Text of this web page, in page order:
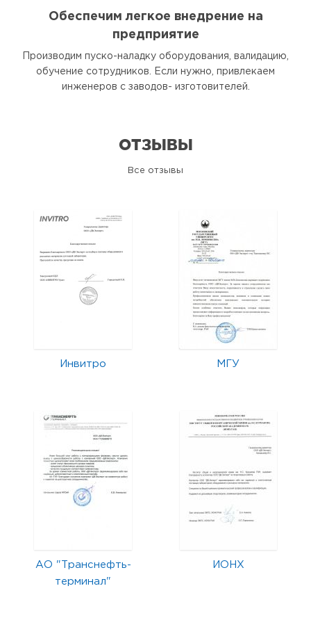
Обеспечим легкое внедрение на
предприятие
Производим пуско-наладку оборудования, валидацию,
обучение сотрудников. Если нужно, привлекаем
инженеров с заводов- изготовителей.
ОТЗЫВЫ
Все отзывы
Инвитро МГУ
АО "Транснефть-
терминал"
ИОНХ